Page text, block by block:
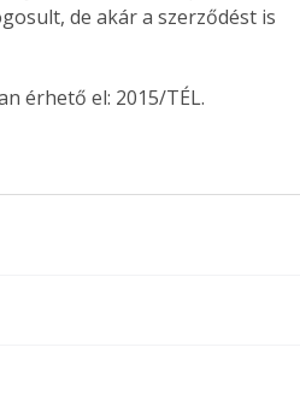
de akár a szerződést is
érhető el: 2015/TÉL.